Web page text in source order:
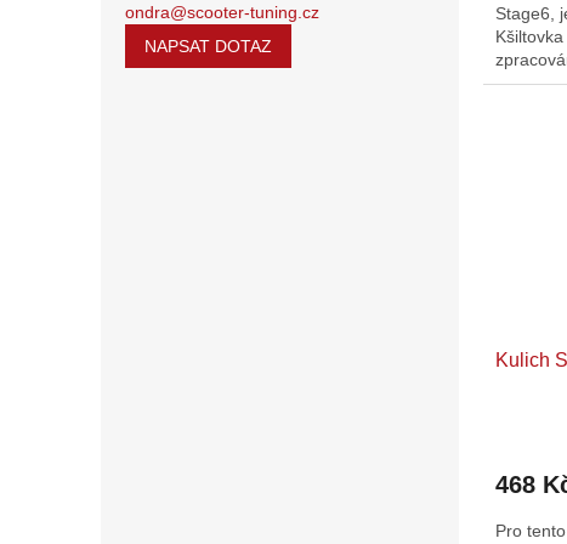
ondra@scooter-tuning.cz
NAPSAT DOTAZ
Stage6,
Kulich
468
Pro